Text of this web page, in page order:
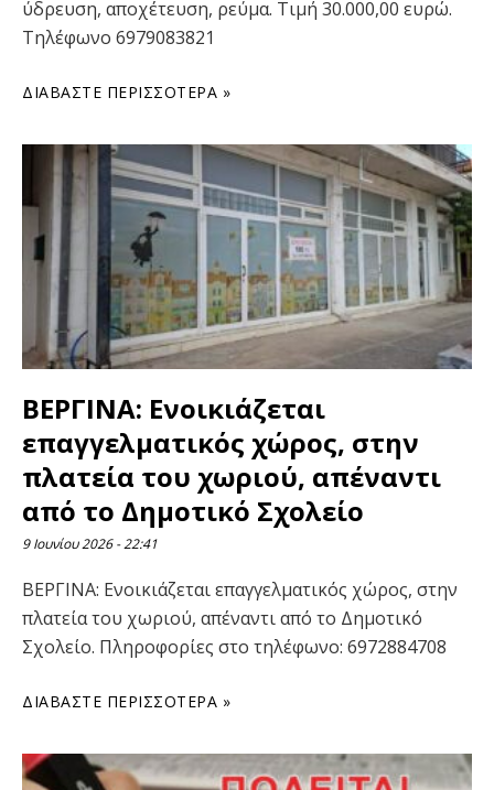
ύδρευση, αποχέτευση, ρεύμα. Τιμή 30.000,00 ευρώ.
Τηλέφωνο 6979083821
ΔΙΑΒΆΣΤΕ ΠΕΡΙΣΣΌΤΕΡΑ »
ΒΕΡΓΙΝΑ: Ενοικιάζεται
επαγγελματικός χώρος, στην
πλατεία του χωριού, απέναντι
από το Δημοτικό Σχολείο
9 Ιουνίου 2026 22:41
ΒΕΡΓΙΝΑ: Ενοικιάζεται επαγγελματικός χώρος, στην
πλατεία του χωριού, απέναντι από το Δημοτικό
Σχολείο. Πληροφορίες στο τηλέφωνο: 6972884708
ΔΙΑΒΆΣΤΕ ΠΕΡΙΣΣΌΤΕΡΑ »